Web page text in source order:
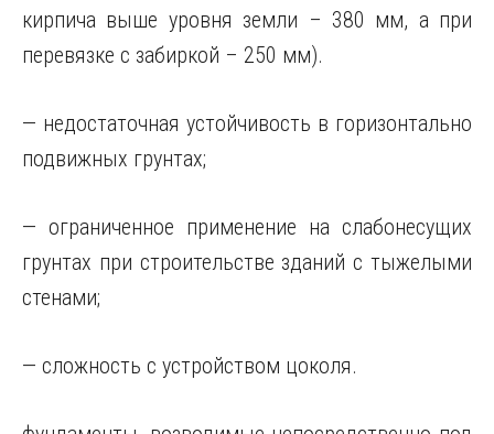
кирпича выше уровня земли – 380 мм, а при
перевязке с забиркой – 250 мм).
— недостаточная устойчивость в горизонтально
подвижных грунтах;
— ограниченное применение на слабонесущих
грунтах при строительстве зданий с тыжелыми
стенами;
— сложность с устройством цоколя.